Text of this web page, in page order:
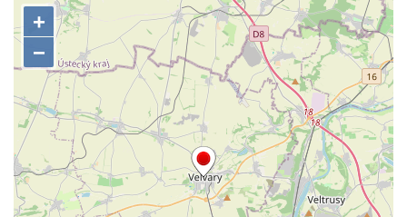
Pamětní deska Rumburské vzpoury na
Základní škole Tyršova v Rumburku
Socha Nepokořený v parku Rumburské
vzpoury v Rumburku
Pamětní deska obětem holokaustu u
židovského hřbitova v Kovanicích
Pamětní deska legionářům na Obecním
úřadě v Kovanicích